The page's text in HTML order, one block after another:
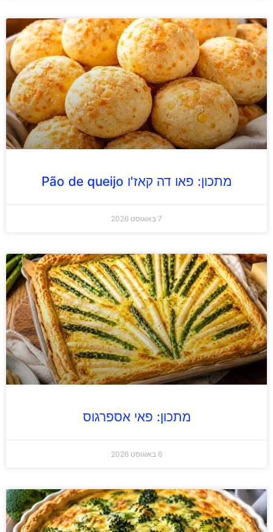
מתכון: פאו דה קאז'ו Pão de queijo
7 באוגוסט 2026
מתכון: פאי אספרגוס
6 באוגוסט 2026